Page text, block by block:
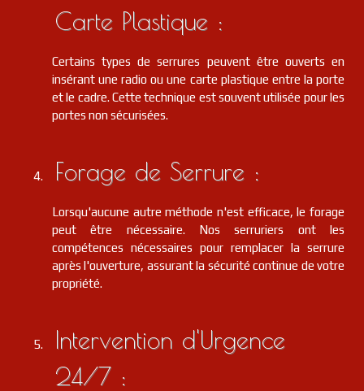
Carte Plastique :
Certains types de serrures peuvent être ouverts en
insérant une radio ou une carte plastique entre la porte
et le cadre. Cette technique est souvent utilisée pour les
portes non sécurisées.
Forage de Serrure :
Lorsqu'aucune autre méthode n'est efficace, le forage
peut être nécessaire. Nos serruriers ont les
compétences nécessaires pour remplacer la serrure
après l'ouverture, assurant la sécurité continue de votre
propriété.
Intervention d'Urgence
24/7 :